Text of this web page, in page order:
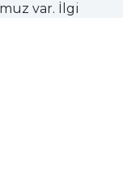
var. İlgi